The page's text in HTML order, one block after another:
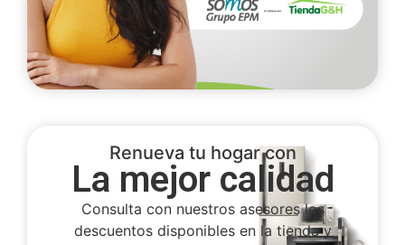
Renueva tu hogar con
La mejor calidad
Consulta con nuestros asesores los
descuentos disponibles en la tienda y